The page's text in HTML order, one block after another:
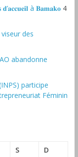
𝐝’𝐚𝐜𝐜𝐮𝐞𝐢𝐥 à 𝐁𝐚𝐦𝐚𝐤𝐨 4
des
abandonne
participe
Féminin
S D